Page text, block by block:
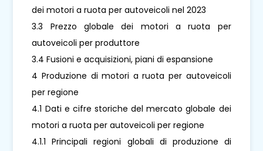
dei motori a ruota per autoveicoli nel 2023
3.3 Prezzo globale dei motori a ruota per
autoveicoli per produttore
3.4 Fusioni e acquisizioni, piani di espansione
4 Produzione di motori a ruota per autoveicoli
per regione
4.1 Dati e cifre storiche del mercato globale dei
motori a ruota per autoveicoli per regione
4.1.1 Principali regioni globali di produzione di